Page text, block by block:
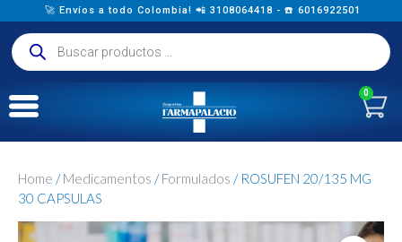
🚀 Envíos a todo Colombia! 📲 3108064418 - ☎️ 6016922501
0
Home /Medicamentos /Formulados / ROSUFEN 20/135 MG
30 CAPSULAS